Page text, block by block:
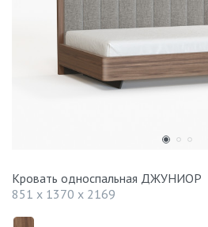
Кровать односпальная ДЖУНИОР
851 x 1370 x 2169